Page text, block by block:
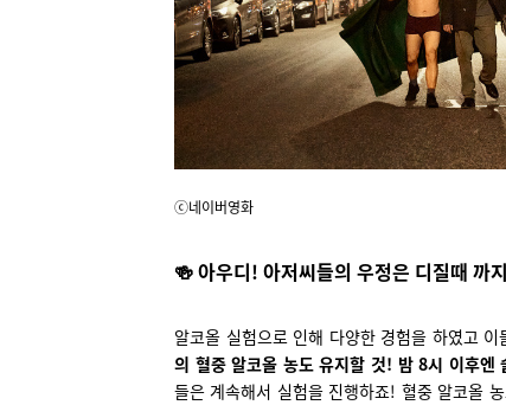
ⓒ네이버영화
🍻아우디! 아저씨들의 우정은 디질때 까지
알코올 실험으로 인해 다양한 경험을 하였고
의 혈중 알코올 농도 유지할 것! 밤 8시 이후엔
들은 계속해서 실험을 진행하죠! 혈중 알코올